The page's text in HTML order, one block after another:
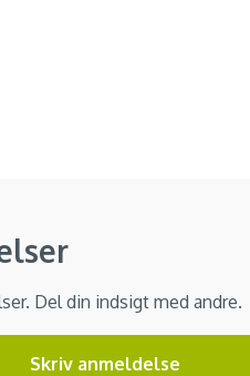
Del din indsigt med andre.
Skriv anmeldelse